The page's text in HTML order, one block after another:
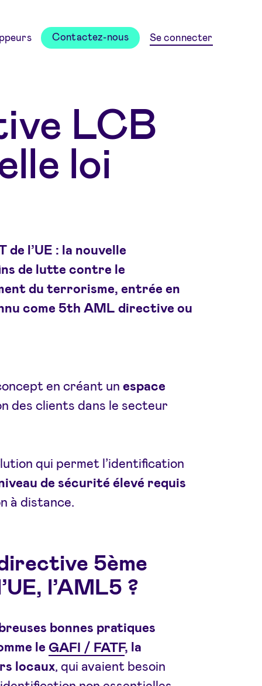
Contactez-nous Se connecter
LCB
loi
l’UE : la nouvelle
de lutte contre le
du terrorisme, entrée en
come 5th AML directive ou
en créant un espace
des clients dans le secteur
qui permet l’identification
de sécurité élevé requis
à distance.
5ème
l’AML5 ?
bonnes pratiques
le GAFI / FATF, la
locaux, qui avaient besoin